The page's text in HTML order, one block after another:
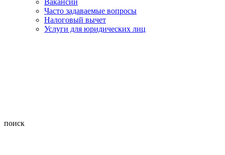
Вакансии
Часто задаваемые вопросы
Налоговый вычет
Услуги для юридических лиц
поиск